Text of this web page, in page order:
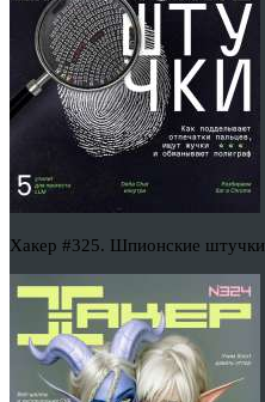
Хакер #325. Шпионские штучки